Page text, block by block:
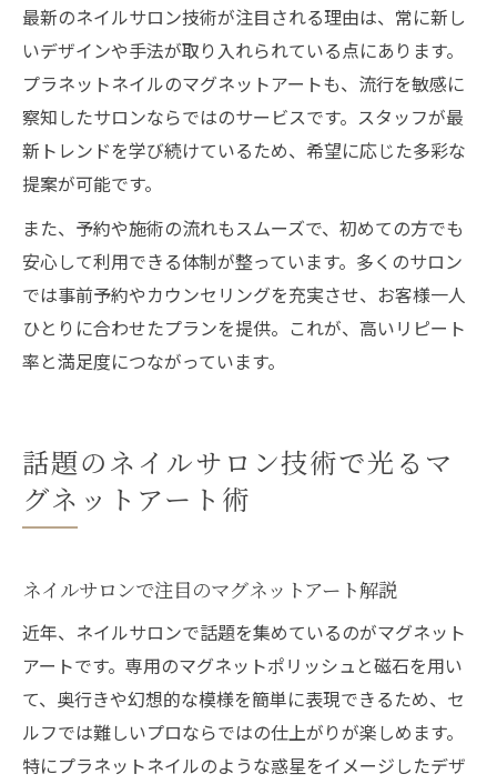
最新のネイルサロン技術が注目される理由は、常に新し
いデザインや手法が取り入れられている点にあります。
プラネットネイルのマグネットアートも、流行を敏感に
察知したサロンならではのサービスです。スタッフが最
新トレンドを学び続けているため、希望に応じた多彩な
提案が可能です。
また、予約や施術の流れもスムーズで、初めての方でも
安心して利用できる体制が整っています。多くのサロン
では事前予約やカウンセリングを充実させ、お客様一人
ひとりに合わせたプランを提供。これが、高いリピート
率と満足度につながっています。
話題のネイルサロン技術で光るマ
グネットアート術
ネイルサロンで注目のマグネットアート解説
近年、ネイルサロンで話題を集めているのがマグネット
アートです。専用のマグネットポリッシュと磁石を用い
て、奥行きや幻想的な模様を簡単に表現できるため、セ
ルフでは難しいプロならではの仕上がりが楽しめます。
特にプラネットネイルのような惑星をイメージしたデザ